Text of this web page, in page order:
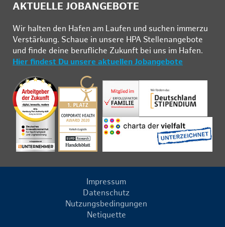
AKTUELLE JOBANGEBOTE
Wir hal­ten den Ha­fen am Lau­fen und su­chen im­mer­zu
Ver­stär­kung. Schau­e in un­se­re HPA Stel­len­an­ge­bo­te
und fin­de deine be­ruf­li­che Zu­kunft bei uns im Ha­fen.
Hier findest Du unsere aktuellen Jobangebote
Impressum
Datenschutz
Nutzungsbedingungen
Netiquette